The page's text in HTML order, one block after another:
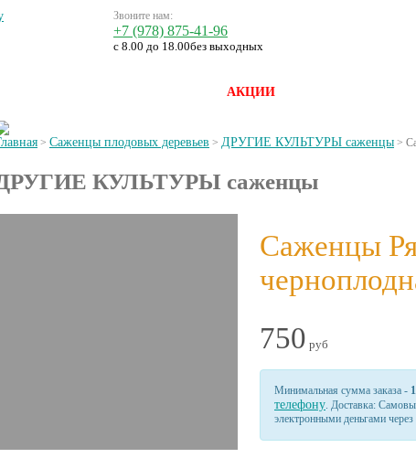
Звоните нам:
+7 (978) 875-41-96
с 8.00 до 18.00без выходных
АКЦИИ
> Саженцы плодовых деревьев > ДРУГИЕ КУЛЬТУРЫ саженцы >
КУЛЬТУРЫ саженцы
Саженцы
750 руб
Минимальная сумма заказа -
телефону. Доставка:
электронными деньгами через